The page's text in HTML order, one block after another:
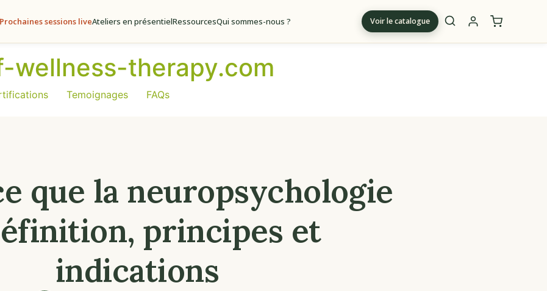
sessions liveAteliers en présentielRessourcesQui sommes-nous ? Voir le catalogue
therapy.com
Temoignages FAQs
que la neuropsychologie
principes et
indications